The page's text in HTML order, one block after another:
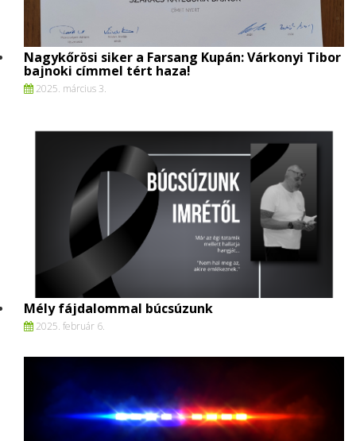
Nagykőrösi siker a Farsang Kupán: Várkonyi Tibor
bajnoki címmel tért haza!
2025. március 3.
Mély fájdalommal búcsúzunk
2025. február 6.